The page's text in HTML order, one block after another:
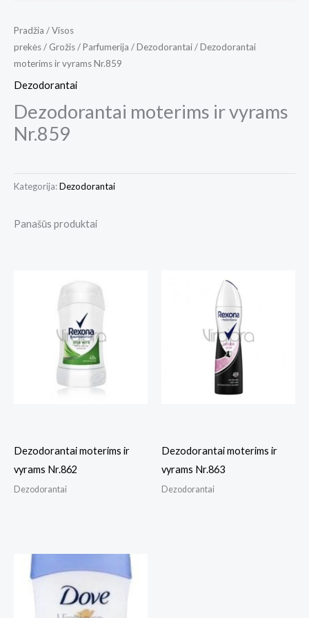
Pradžia /Visos
prekės/ Grožis/Parfumerija /Dezodorantai/ Dezodorantai
moterims ir vyrams Nr.859
Dezodorantai
Dezodorantai moterims ir vyrams
Nr.859
Kategorija:Dezodorantai
Panašūs produktai
Dezodorantai moterims ir
vyrams Nr.862
Dezodorantai
Dezodorantai moterims ir
vyrams Nr.863
Dezodorantai